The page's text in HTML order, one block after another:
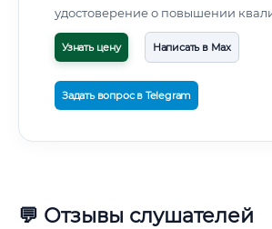
удостоверение о повышении
Узнать цену Написать в Max
Задать вопрос в Telegram
💬 Отзывы слушателей